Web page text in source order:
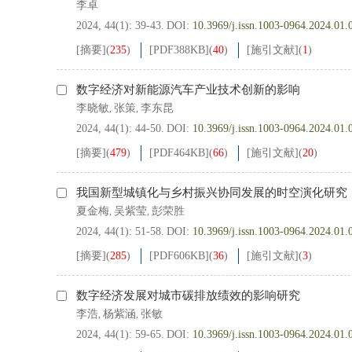
李卓
2024, 44(1): 39-43. DOI: 10.3969/j.issn.1003-
[摘要](235) [PDF388KB](40) [施引文献](1)
数字经济对新能源汽车产业技术创新的影响
李晓敏, 张策, 李东昆
2024, 44(1): 44-50. DOI: 10.3969/j.issn.1003-
[摘要](479) [PDF464KB](66) [施引文献](20)
我国新型城镇化与乡村振兴协同发展的时空演化研究
夏金梅, 吴紫莹, 彭荣胜
2024, 44(1): 51-58. DOI: 10.3969/j.issn.1003-
[摘要](285) [PDF606KB](36) [施引文献](3)
数字经济发展对城市碳排放绩效的影响研究
李浩, 杨紫涵, 张敏
2024, 44(1): 59-65. DOI: 10.3969/j.issn.1003-